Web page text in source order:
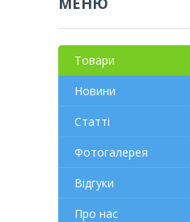
Товари
Новини
Статті
Фотогалерея
Відгуки
Про нас